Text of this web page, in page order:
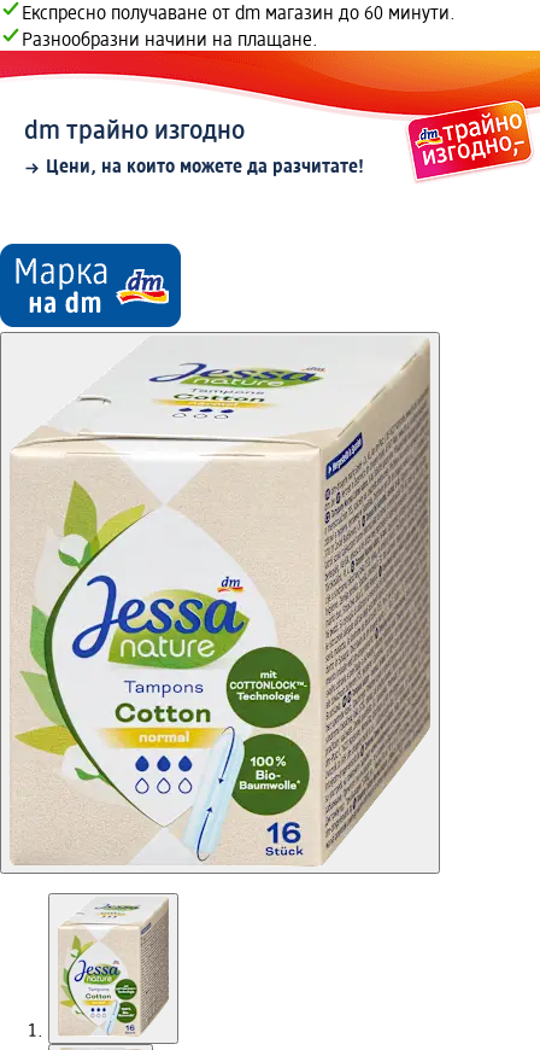
Експресно получаване от dm магазин до 60 минути.
Разнообразни начини на плащане.
dm трайно изгодно
Цени, на които можете да разчитате!